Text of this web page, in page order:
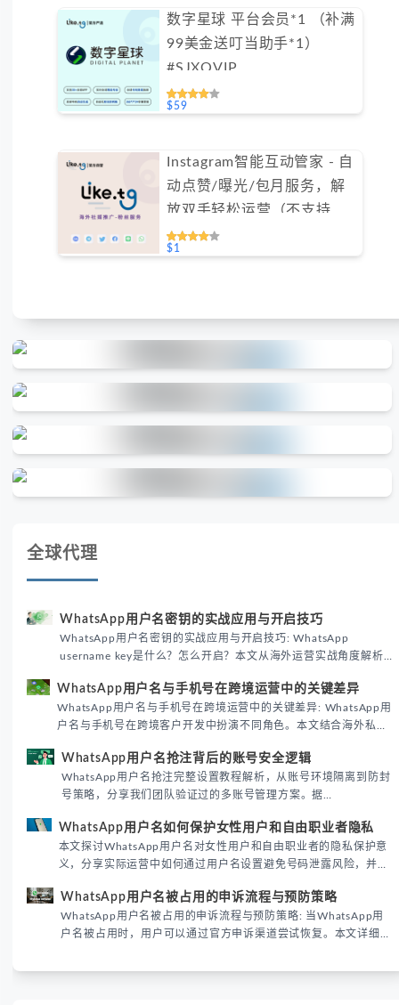
数字星球 平台会员*1 （补满
99美金送叮当助手*1）
#SJXQVIP
$59
Instagram智能互动管家 - 自
动点赞/曝光/包月服务，解
放双手轻松运营（不支持免
费测试）
$1
全球代理
WhatsApp用户名密钥的实战应用与开启技巧
WhatsApp用户名密钥的实战应用与开启技巧: WhatsApp
username key是什么？怎么开启？本文从海外运营实战角度解析
境团队高效触达目标客户。
WhatsApp用户名与手机号在跨境运营中的关键差异
WhatsApp用户名与手机号在跨境运营中的关键差异: WhatsApp用
户名与手机号在跨境客户开发中扮演不同角色。本文结合海外私域
际差异，帮助团队优化WhatsApp营销策略。
WhatsApp用户名抢注背后的账号安全逻辑
WhatsApp用户名抢注完整设置教程解析，从账号环境隔离到防封
号策略，分享我们团队验证过的多账号管理方案。据
性直接影响转化率。
WhatsApp用户名如何保护女性用户和自由职业者隐私
本文探讨WhatsApp用户名对女性用户和自由职业者的隐私保护意
义，分享实际运营中如何通过用户名设置避免号码泄露风险，并提
已成为全球数字沟通的首要考量。
WhatsApp用户名被占用的申诉流程与预防策略
WhatsApp用户名被占用的申诉流程与预防策略: 当WhatsApp用
户名被占用时，用户可以通过官方申诉渠道尝试恢复。本文详细解
账号安全。